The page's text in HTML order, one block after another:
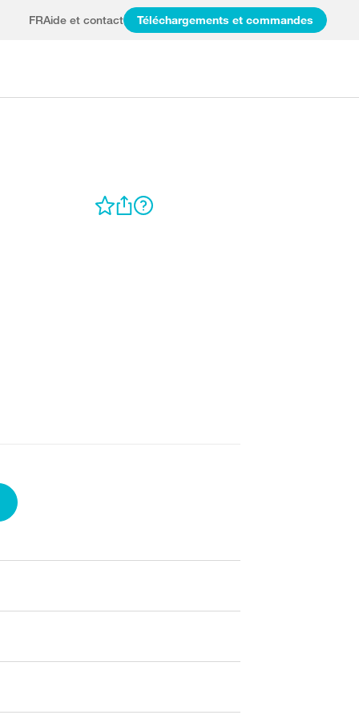
FRAide et contact Téléchargements et commandes